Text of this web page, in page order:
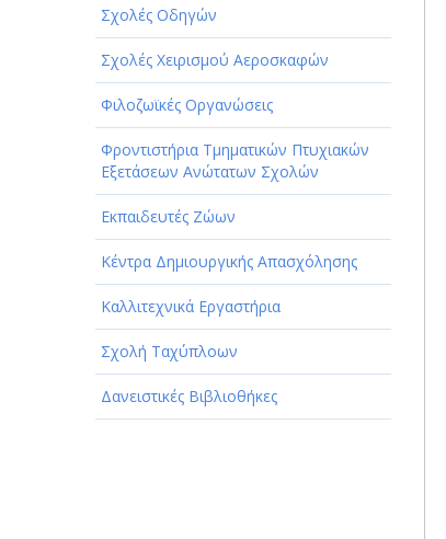
Σχολές Οδηγών
Σχολές Χειρισμού Αεροσκαφών
Φιλοζωϊκές Οργανώσεις
Φροντιστήρια Τμηματικών Πτυχιακών
Εξετάσεων Ανώτατων Σχολών
Εκπαιδευτές Ζώων
Κέντρα Δημιουργικής Απασχόλησης
Καλλιτεχνικά Εργαστήρια
Σχολή Ταχύπλοων
Δανειστικές Βιβλιοθήκες